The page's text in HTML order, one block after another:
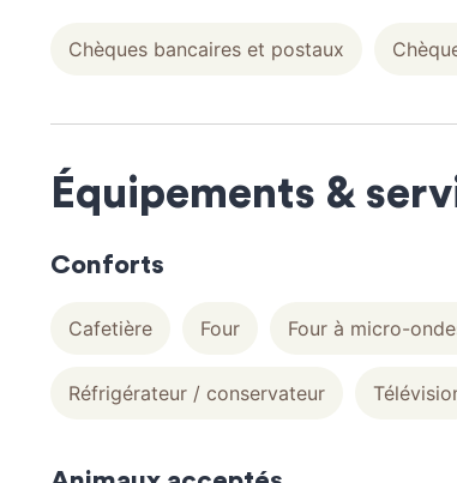
Chèques bancaires et postaux
Équipements &
Conforts
Cafetière Four Four à micro-
Réfrigérateur / conservateur